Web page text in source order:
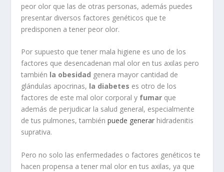
peor olor que las de otras personas, además puedes
presentar diversos factores genéticos que te
predisponen a tener peor olor.
Por supuesto que tener mala higiene es uno de los
factores que desencadenan mal olor en tus axilas pero
también la obesidad genera mayor cantidad de
glándulas apocrinas, la diabetes es otro de los
factores de este mal olor corporal y fumar que
además de perjudicar la salud general, especialmente
de tus pulmones, tambiénpuede generar hidradenitis
suprativa.
Pero no solo las enfermedades o factores genéticos te
hacen propensa a tener mal olor en tus axilas, ya que